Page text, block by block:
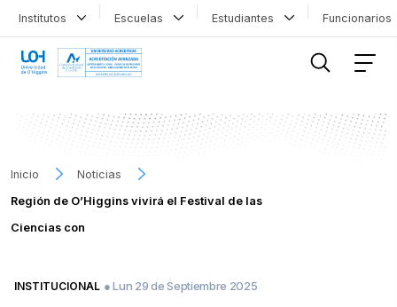
Institutos Escuelas Estudiantes
Inicio
Noticias
Región de O’Higgins vivirá el Festival de las
Ciencias con
INSTITUCIONAL ● Lun 29 de Septiembre 2025